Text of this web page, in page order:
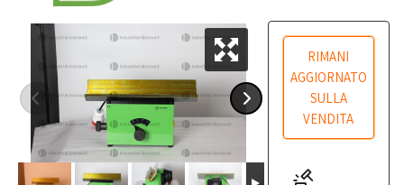
RIMANI
AGGIORNATO
SULLA
VENDITA